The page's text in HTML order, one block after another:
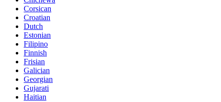
Corsican
Croatian
Dutch
Estonian
Filipino
Finnish
Frisian
Galician
Georgian
Gujarati
Haitian